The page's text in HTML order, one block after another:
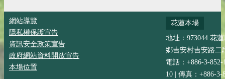
網站導覽
隱私權保護宣告
資訊安全政策宣告
政府網站資料開放宣告
本場位置
花蓮本場
地址：973044 花
鄉吉安村吉安路二
電話：+886-3-852-
10 | 傳真：+886-3-